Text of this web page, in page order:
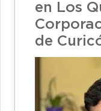
en Los
de